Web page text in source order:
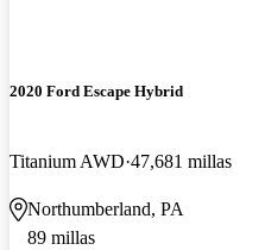
2020 Ford Escape Hybrid
Titanium AWD 47,681 millas
Northumberland, PA
89 millas